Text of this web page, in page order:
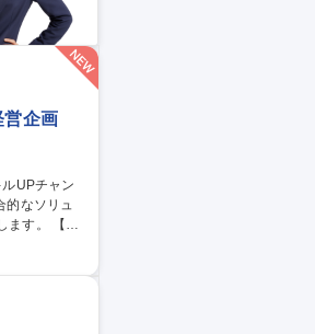
営企画
。 【業
ゲット企業